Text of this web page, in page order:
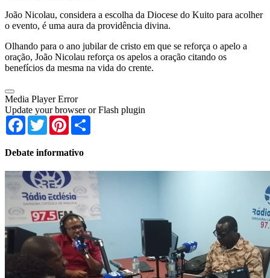
João Nicolau, considera a escolha da Diocese do Kuito para acolher
o evento, é uma aura da providência divina.
Olhando para o ano jubilar de cristo em que se reforça o apelo a
oração, João Nicolau reforça os apelos a oração citando os
benefícios da mesma na vida do crente.
Media Player Error
Update your browser or Flash plugin
Facebook
TwitterPinterest
Debate informativo